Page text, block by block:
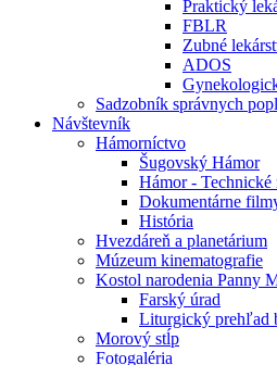
Praktický
FBLR
Zubné
ADOS
Sadzobník správnych
Návštevník
Hámorníctvo
Šugovský Hámor
Hámor - Technické
Dokumentárne
História
Hvezdáreň a planetárium
Múzeum kinematografie
Kostol narodenia Panny
Farský úrad
Liturgický prehľad
Morový stĺp
Fotogaléria